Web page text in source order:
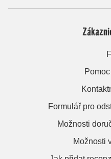
Formulář pro
Možnosti
Možnosti